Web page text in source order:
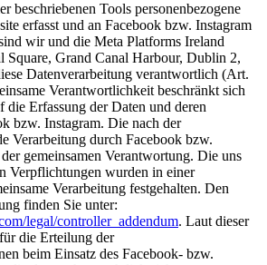
beschriebenen Tools personenbezogene
erfasst und an Facebook bzw. Instagram
wir und die Meta Platforms Ireland
Square, Grand Canal Harbour, Dublin 2,
Datenverarbeitung verantwortlich (Art.
Verantwortlichkeit beschränkt sich
die Erfassung der Daten und deren
bzw. Instagram. Die nach der
Verarbeitung durch Facebook bzw.
gemeinsamen Verantwortung. Die uns
Verpflichtungen wurden in einer
Verarbeitung festgehalten. Den
finden Sie unter:
legal/controller_addendum. Laut dieser
die Erteilung der
beim Einsatz des Facebook- bzw.